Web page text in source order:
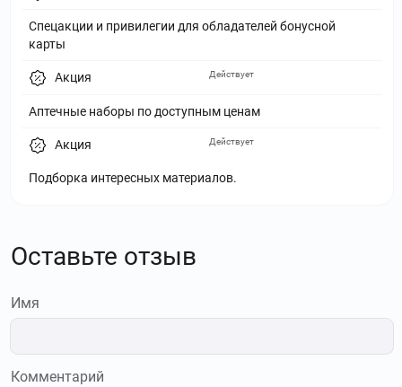
Спецакции и привилегии для обладателей бонусной
карты
Акция
Аптечные наборы по доступным ценам
Действует
Акция
Подборка интересных материалов.
Действует
Оставьте отзыв
Имя
Комментарий